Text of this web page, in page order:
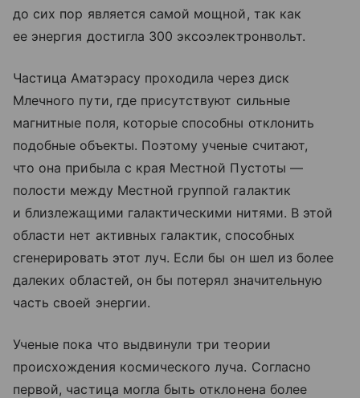
до сих пор является самой мощной, так как
ее энергия достигла 300 эксоэлектронвольт.
Частица Аматэрасу проходила через диск
Млечного пути, где присутствуют сильные
магнитные поля, которые способны отклонить
подобные объекты. Поэтому ученые считают,
что она прибыла с края Местной Пустоты —
полости между Местной группой галактик
и близлежащими галактическими нитями. В этой
области нет активных галактик, способных
сгенерировать этот луч. Если бы он шел из более
далеких областей, он бы потерял значительную
часть своей энергии.
Ученые пока что выдвинули три теории
происхождения космического луча. Согласно
первой, частица могла быть отклонена более